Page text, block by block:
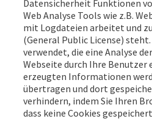
Datensicherheit Funktionen
Web Analyse Tools wie z.B.
mit Logdateien arbeitet und
(General Public License)
verwendet, die eine Analyse
Webseite durch Ihre Benutzer
erzeugten Informationen
übertragen und dort
verhindern, indem Sie Ihren
dass keine Cookies